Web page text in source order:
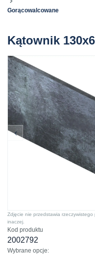
Gorącowalcowane
Kątownik
Kod produktu
2002792
Wybrane opcje:
Zdjęcie nie przedstawia
inaczej.